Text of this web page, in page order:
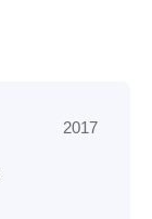
2017